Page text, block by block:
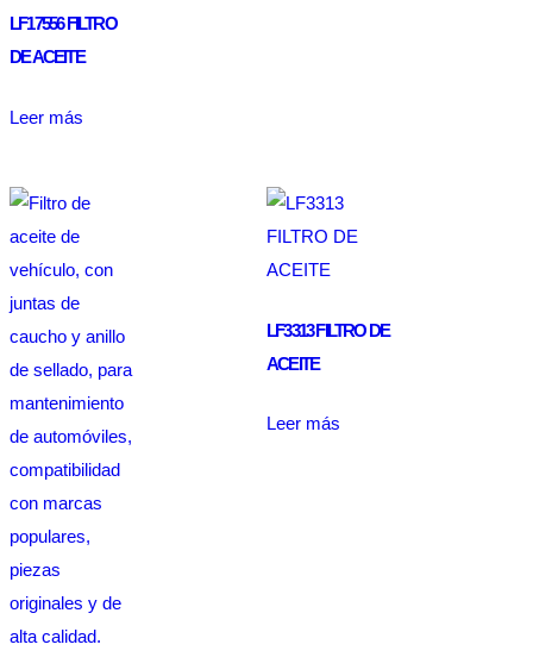
LF17556 FILTRO
DE ACEITE
Leer más
LF3313 FILTRO DE
ACEITE
Leer más